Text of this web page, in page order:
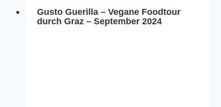
Gusto Guerilla – Vegane Foodtour
durch Graz – September 2024